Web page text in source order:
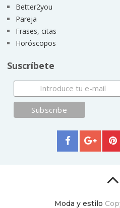
Better2you
Pareja
Frases, citas
Horóscopos
Suscríbete
Moda y estilo